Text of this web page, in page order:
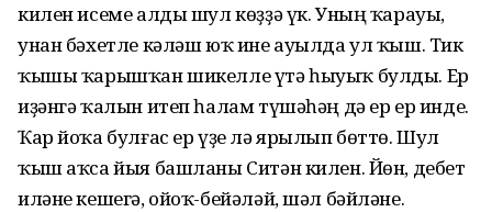
килен исеме алды шул көҙҙә үк. Уның ҡарауы,
унан бәхетле кәләш юҡ ине ауылда ул ҡыш. Тик
ҡышы ҡарышҡан шикелле үтә һыуыҡ булды. Ер
иҙәнгә ҡалын итеп һалам түшәһәң дә ер ер инде.
Ҡар йоҡа булғас ер үҙе лә ярылып бөттө. Шул
ҡыш аҡса йыя башланы Ситән килен. Йөн, дебет
иләне кешегә, ойоҡ-бейәләй, шәл бәйләне.